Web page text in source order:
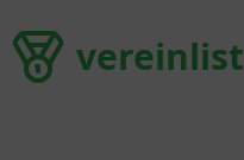
vereinlistvereinlist